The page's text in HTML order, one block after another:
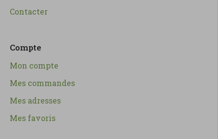
Contacter
Compte
Mon compte
Mes commandes
Mes adresses
Mes favoris